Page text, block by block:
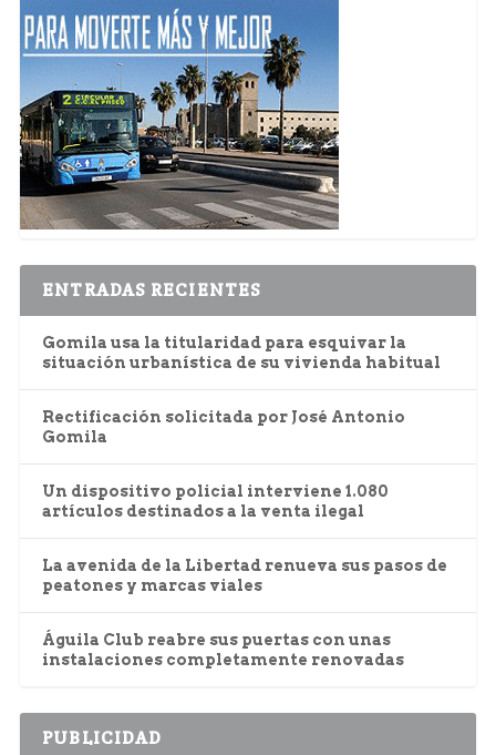
ENTRADAS RECIENTES
Gomila usa la titularidad para esquivar la
situación urbanística de su vivienda habitual
Rectificación solicitada por José Antonio
Gomila
Un dispositivo policial interviene 1.080
artículos destinados a la venta ilegal
La avenida de la Libertad renueva sus pasos de
peatones y marcas viales
Águila Club reabre sus puertas con unas
instalaciones completamente renovadas
PUBLICIDAD